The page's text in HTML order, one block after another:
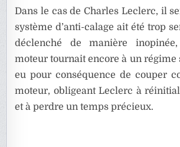
Dans le cas de Charles Leclerc, il
système d’anti-calage ait été trop
déclenché de manière
moteur tournait encore à un régime
eu pour conséquence de couper
moteur, obligeant Leclerc à
et à perdre un temps précieux.